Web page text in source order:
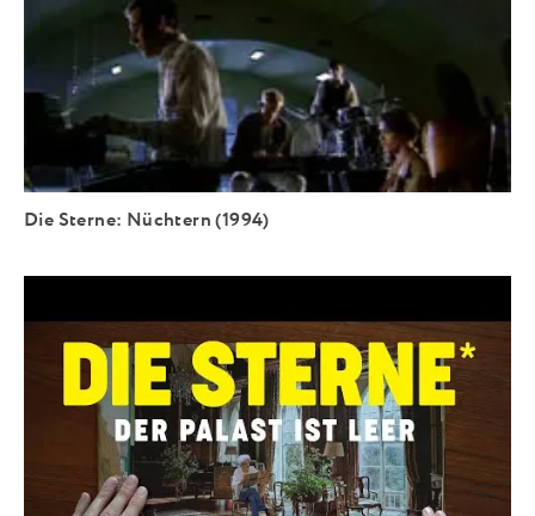
Die Sterne: Nüchtern (1994)